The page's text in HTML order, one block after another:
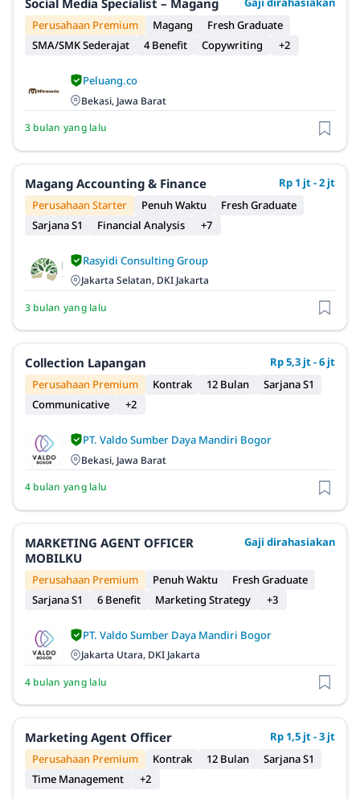
Social Media Specialist – Magang
Perusahaan Premium
Magang
Fresh Graduate
SMA/SMK Sederajat
4 Benefit Copywriting +2
Peluang.co
Bekasi, Jawa Barat
3 bulan yang lalu
Magang Accounting & Finance
Rp 1 jt - 2 jt
Perusahaan Starter
Penuh Waktu
Fresh Graduate
Sarjana S1
Financial Analysis +7
Rasyidi Consulting Group
Jakarta Selatan, DKI Jakarta
3 bulan yang lalu
Collection Lapangan
Rp 5,3 jt - 6 jt
Perusahaan Premium
Kontrak 12 Bulan
Sarjana S1
Communicative
+2
PT. Valdo Sumber Daya Mandiri Bogor
Bekasi, Jawa Barat
4 bulan yang lalu
MARKETING AGENT OFFICER
MOBILKU
Gaji dirahasiakan
Perusahaan Premium Penuh Waktu
Fresh Graduate
Sarjana S1
6 Benefit Marketing Strategy +3
PT. Valdo Sumber Daya Mandiri Bogor
Jakarta Utara, DKI Jakarta
4 bulan yang lalu
Marketing Agent Officer
Rp 1,5 jt - 3 jt
Perusahaan Premium
Kontrak 12 Bulan
Sarjana S1
Time Management
+2